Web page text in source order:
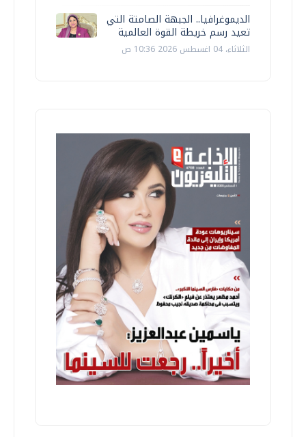
الديموغرافيا.. الجبهة الصامتة التي
تعيد رسم خريطة القوة العالمية
الثلاثاء، 04 اغسطس 2026 10:36 ص